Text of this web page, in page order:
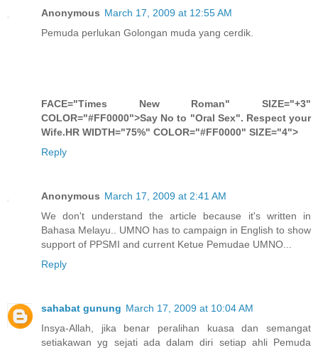
Anonymous March 17, 2009 at 12:55 AM
Pemuda perlukan Golongan muda yang cerdik.
FACE="Times New Roman" SIZE="+3"
COLOR="#FF0000">Say No to "Oral Sex". Respect your
Wife.HR WIDTH="75%" COLOR="#FF0000" SIZE="4">
Reply
Anonymous March 17, 2009 at 2:41 AM
We don't understand the article because it's written in
Bahasa Melayu.. UMNO has to campaign in English to show
support of PPSMI and current Ketue Pemudae UMNO...
Reply
sahabat gunung March 17, 2009 at 10:04 AM
Insya-Allah, jika benar peralihan kuasa dan semangat
setiakawan yg sejati ada dalam diri setiap ahli Pemuda